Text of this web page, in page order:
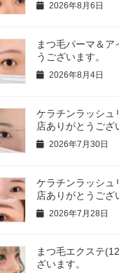
2026年8月6日
まつ毛パーマ＆ア
うございます。
2026年8月4日
ケラチンラッシュ
店ありがとうござ
2026年7月30日
ケラチンラッシュ
店ありがとうござ
2026年7月28日
まつ毛エクステ
ざいます。